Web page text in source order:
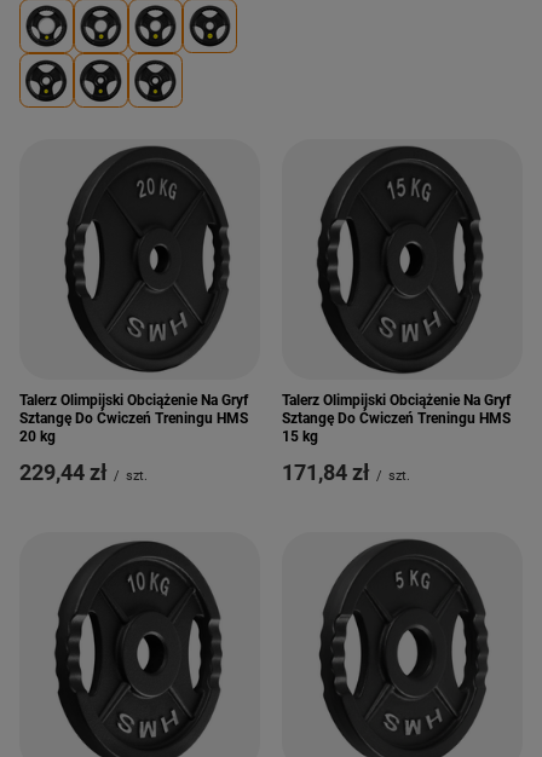
Talerz Olimpijski Obciążenie Na Gryf
Sztangę Do Ćwiczeń Treningu HMS
20 kg
229,44 zł / szt.
Talerz Olimpijski Obciążenie Na Gryf
Sztangę Do Ćwiczeń Treningu HMS
15 kg
171,84 zł / szt.